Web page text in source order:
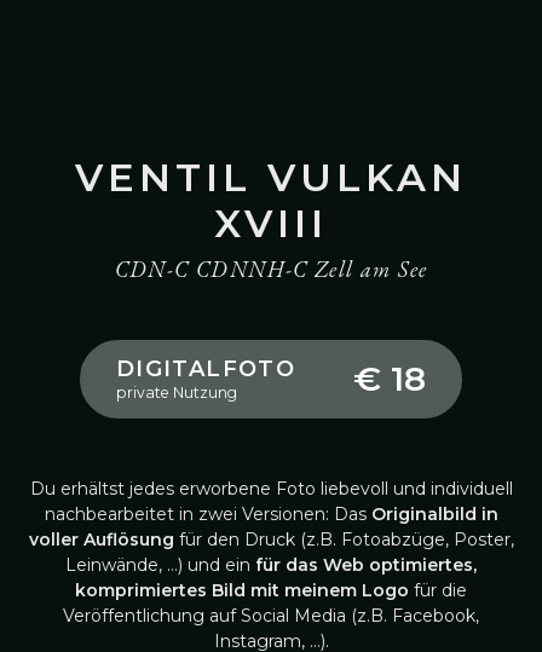
VENTIL VULKAN
XVIII
CDN-C CDNNH-C Zell am See
DIGITALFOTO
private Nutzung € 18
Du erhältst jedes erworbene Foto liebevoll und individuell
nachbearbeitet in zwei Versionen: Das Originalbild in
voller Auflösung für den Druck (z.B. Fotoabzüge, Poster,
Leinwände, …) und ein für das Web optimiertes,
komprimiertes Bild mit meinem Logo für die
Veröffentlichung auf Social Media (z.B. Facebook,
Instagram, …).